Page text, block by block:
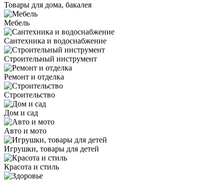
Товары для дома, бакалея
Мебель
Сантехника и водоснабжение
Строительный инструмент
Ремонт и отделка
Строительство
Дом и сад
Авто и мото
Игрушки, товары для детей
Красота и стиль